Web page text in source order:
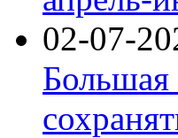
02-07-
Большая